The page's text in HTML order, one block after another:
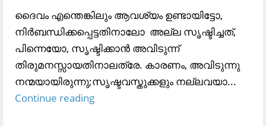
ദൈവം എന്തെങ്കിലും ആവശ്യം ഉണ്ടായിട്ടോ,
നിർബന്ധിക്കപ്പെട്ടതിനാലോ അല്ല സൃഷ്ടിച്ചത്,
പിന്നെയോ, സൃഷ്ടിക്കാൻ അവിടുന്ന്
തിരുമനസ്സായതിനാലത്രേ. കാരണം, അവിടുന്നു
നന്മയായിരുന്നു;സൃഷ്ടവസ്തുക്കളും നല്ലവയാ...
Continue reading